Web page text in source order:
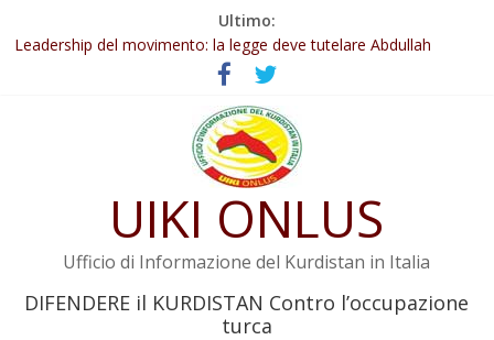
Ultimo:
Abdullah Öcalan: Le legge negativa deve essere trasformata in
legge positiva
Leadership del movimento: la legge deve tutelare Abdullah
Commissione donne del KNK: Şengal è di nuovo sotto minaccia
Non tenere conto della situazione di Rêber Apo ostacolerebbe
Il KNK chiede un’azione internazionale contro i crimini di guerra
UIKI ONLUS
Ufficio di Informazione del Kurdistan in Italia
DIFENDERE il KURDISTAN Contro l’occupazione
turca